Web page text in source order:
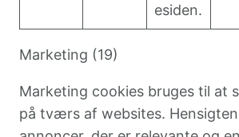
esiden.
Marketing (19)
Marketing cookies bruges til at
på tværs af websites.